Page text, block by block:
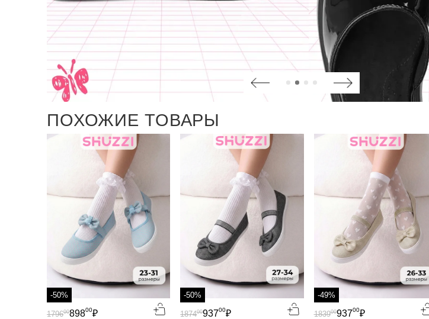
ПОХОЖИЕ ТОВАРЫ
-50%
89800₽
179600
-50%
93700₽
187400
-49%
93700₽
183900